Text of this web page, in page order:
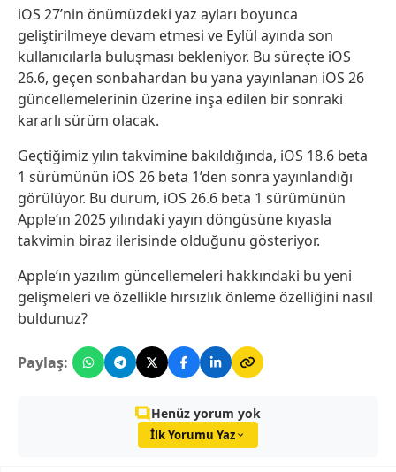
iOS 27’nin önümüzdeki yaz ayları boyunca
geliştirilmeye devam etmesi ve Eylül ayında son
kullanıcılarla buluşması bekleniyor. Bu süreçte iOS
26.6, geçen sonbahardan bu yana yayınlanan iOS 26
güncellemelerinin üzerine inşa edilen bir sonraki
kararlı sürüm olacak.
Geçtiğimiz yılın takvimine bakıldığında, iOS 18.6 beta
1 sürümünün iOS 26 beta 1’den sonra yayınlandığı
görülüyor. Bu durum, iOS 26.6 beta 1 sürümünün
Apple’ın 2025 yılındaki yayın döngüsüne kıyasla
takvimin biraz ilerisinde olduğunu gösteriyor.
Apple’ın yazılım güncellemeleri hakkındaki bu yeni
gelişmeleri ve özellikle hırsızlık önleme özelliğini nasıl
buldunuz?
Paylaş:
Henüz yorum yok
İlk Yorumu Yaz